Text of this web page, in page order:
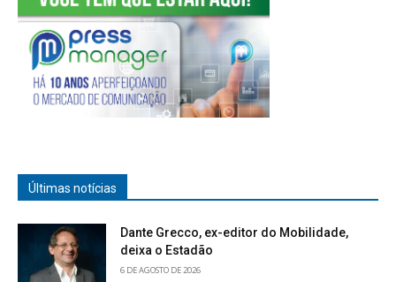
Últimas notícias
Dante Grecco, ex-editor do Mobilidade,
deixa o Estadão
6 DE AGOSTO DE 2026